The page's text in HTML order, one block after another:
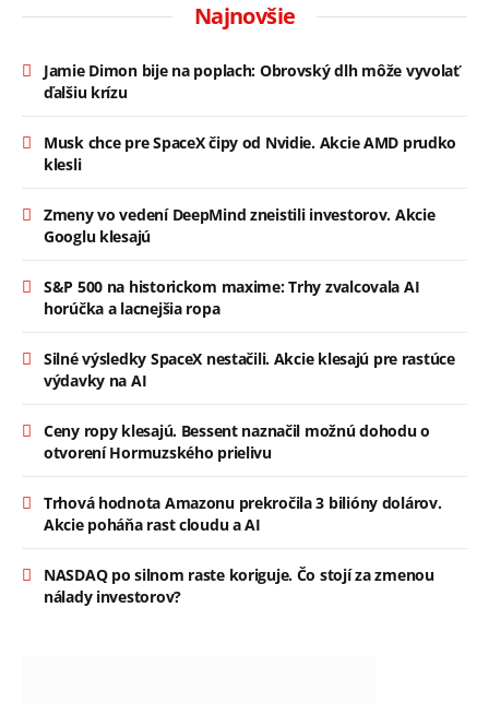
Najnovšie
Jamie Dimon bije na poplach: Obrovský dlh môže vyvolať
ďalšiu krízu
Musk chce pre SpaceX čipy od Nvidie. Akcie AMD prudko
klesli
Zmeny vo vedení DeepMind zneistili investorov. Akcie
Googlu klesajú
S&P 500 na historickom maxime: Trhy zvalcovala AI
horúčka a lacnejšia ropa
Silné výsledky SpaceX nestačili. Akcie klesajú pre rastúce
výdavky na AI
Ceny ropy klesajú. Bessent naznačil možnú dohodu o
otvorení Hormuzského prielivu
Trhová hodnota Amazonu prekročila 3 bilióny dolárov.
Akcie poháňa rast cloudu a AI
NASDAQ po silnom raste koriguje. Čo stojí za zmenou
nálady investorov?